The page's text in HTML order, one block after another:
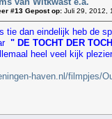
#13 Gepost op: Juli 29, 2012,
tie dan eindelijk heb de
" DE TOCHT DER
heel veel kijk
haven.nl/filmpjes/